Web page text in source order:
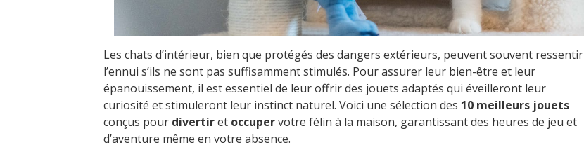
Les chats d’intérieur, bien que protégés des dangers extérieurs, peuvent souvent ressentir
l’ennui s’ils ne sont pas suffisamment stimulés. Pour assurer leur bien-être et leur
épanouissement, il est essentiel de leur offrir des jouets adaptés qui éveilleront leur
curiosité et stimuleront leur instinct naturel. Voici une sélection des 10 meilleurs jouets
conçus pour divertiret occupervotre félin à la maison, garantissant des heures de jeu et
d’aventure même en votre absence.